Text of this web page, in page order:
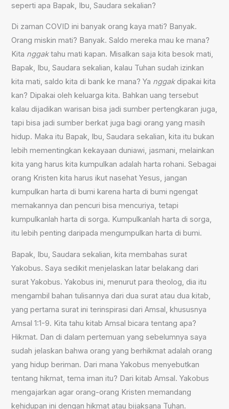
seperti apa Bapak, Ibu, Saudara sekalian?
Di zaman COVID ini banyak orang kaya mati? Banyak.
Orang miskin mati? Banyak. Saldo mereka mau ke mana?
Kita nggaktahu mati kapan. Misalkan saja kita besok mati,
Bapak, Ibu, Saudara sekalian, kalau Tuhan sudah izinkan
kita mati, saldo kita di bank ke mana? Ya nggakdipakai kita
kan? Dipakai oleh keluarga kita. Bahkan uang tersebut
kalau dijadikan warisan bisa jadi sumber pertengkaran juga,
tapi bisa jadi sumber berkat juga bagi orang yang masih
hidup. Maka itu Bapak, Ibu, Saudara sekalian, kita itu bukan
lebih mementingkan kekayaan duniawi, jasmani, melainkan
kita yang harus kita kumpulkan adalah harta rohani. Sebagai
orang Kristen kita harus ikut nasehat Yesus, jangan
kumpulkan harta di bumi karena harta di bumi ngengat
memakannya dan pencuri bisa mencuriya, tetapi
kumpulkanlah harta di sorga. Kumpulkanlah harta di sorga,
itu lebih penting daripada mengumpulkan harta di bumi.
Bapak, Ibu, Saudara sekalian, kita membahas surat
Yakobus. Saya sedikit menjelaskan latar belakang dari
surat Yakobus. Yakobus ini, menurut para theolog, dia itu
mengambil bahan tulisannya dari dua surat atau dua kitab,
yang pertama surat ini terinspirasi dari Amsal, khususnya
Amsal 1:1-9. Kita tahu kitab Amsal bicara tentang apa?
Hikmat. Dan di dalam pertemuan yang sebelumnya saya
sudah jelaskan bahwa orang yang berhikmat adalah orang
yang hidup beriman. Dari mana Yakobus menyebutkan
tentang hikmat, tema iman itu? Dari kitab Amsal. Yakobus
mengajarkan agar orang-orang Kristen memandang
kehidupan ini dengan hikmat atau bijaksana Tuhan.